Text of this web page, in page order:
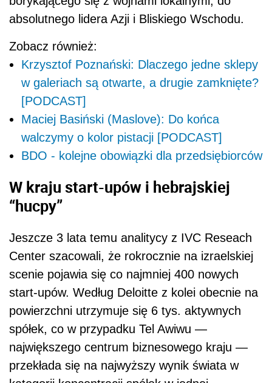
absolutnego lidera Azji i Bliskiego Wschodu.
Zobacz również:
Krzysztof Poznański: Dlaczego jedne sklepy
w galeriach są otwarte, a drugie zamknięte?
[PODCAST]
Maciej Basiński (Maslove): Do końca
walczymy o kolor pistacji [PODCAST]
BDO - kolejne obowiązki dla przedsiębiorców
W kraju start-upów i hebrajskiej
“hucpy”
Jeszcze 3 lata temu analitycy z IVC Reseach
Center szacowali, że rokrocznie na izraelskiej
scenie pojawia się co najmniej 400 nowych
start-upów. Według Deloitte z kolei obecnie na
powierzchni utrzymuje się 6 tys. aktywnych
spółek, co w przypadku Tel Awiwu —
największego centrum biznesowego kraju —
przekłada się na najwyższy wynik świata w